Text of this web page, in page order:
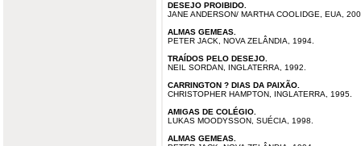
DESEJO PROIBIDO.
JANE ANDERSON/ MARTHA COOLIDGE, EUA,
ALMAS GEMEAS.
PETER JACK, NOVA ZELÂNDIA, 1994.
TRAÍDOS PELO DESEJO.
NEIL SORDAN, INGLATERRA, 1992.
CARRINGTON ? DIAS DA PAIXÃO.
CHRISTOPHER HAMPTON, INGLATERRA, 1995.
AMIGAS DE COLÉGIO.
LUKAS MOODYSSON, SUÉCIA, 1998.
ALMAS GEMEAS.